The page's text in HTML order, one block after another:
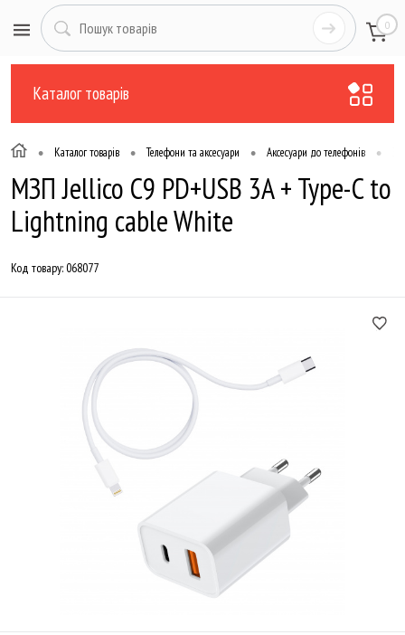
0
Каталог товарів
• Каталог товарів • Телефони та аксесуари • Аксесуари до телефонів •
МЗП Jellico C9 PD+USB 3A + Type-C to
Lightning cable White
Код товару:068077